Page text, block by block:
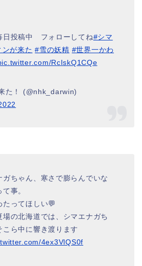
日投稿中 フォローしてね#シマ
が来た #雪の妖精 #世界一かわ
RcIskQ1CQe
た！ (@nhk_darwin)
ガちゃん、寒さで膨らんでいな
事。
たってほしい💬
場の北海道では、シマエナガち
こら中に響き渡ります
4ex3VlQS0f